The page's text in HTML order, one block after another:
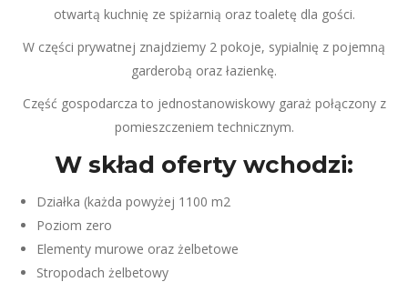
otwartą kuchnię ze spiżarnią oraz toaletę dla gości.
W części prywatnej znajdziemy 2 pokoje, sypialnię z pojemną
garderobą oraz łazienkę.
Część gospodarcza to jednostanowiskowy garaż połączony z
pomieszczeniem technicznym.
W skład oferty wchodzi:
Działka (każda powyżej 1100 m2
Poziom zero
Elementy murowe oraz żelbetowe
Stropodach żelbetowy